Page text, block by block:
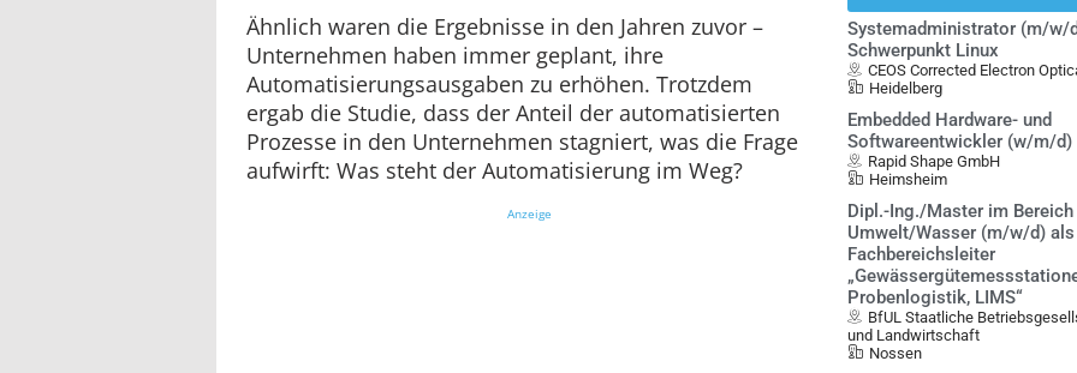
Ähnlich waren die Ergebnisse in den Jahren zuvor –
Unternehmen haben immer geplant, ihre
Automatisierungsausgaben zu erhöhen. Trotzdem
ergab die Studie, dass der Anteil der automatisierten
Prozesse in den Unternehmen stagniert, was die Frage
aufwirft: Was steht der Automatisierung im Weg?
Anzeige
Systemadministrator (m/w/
Schwerpunkt Linux
CEOS Corrected Electron
Heidelberg
Embedded Hardware- und
Softwareentwickler (w/m/d)
Rapid Shape GmbH
Heimsheim
Dipl.-Ing./Master im Bereich
Umwelt/Wasser (m/w/d) als
Fachbereichsleiter
Probenlogistik, LIMS“
BfUL Staatliche
und Landwirtschaft
Nossen